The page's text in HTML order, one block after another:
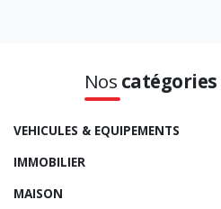
Nos catégories
VEHICULES & EQUIPEMENTS
IMMOBILIER
MAISON